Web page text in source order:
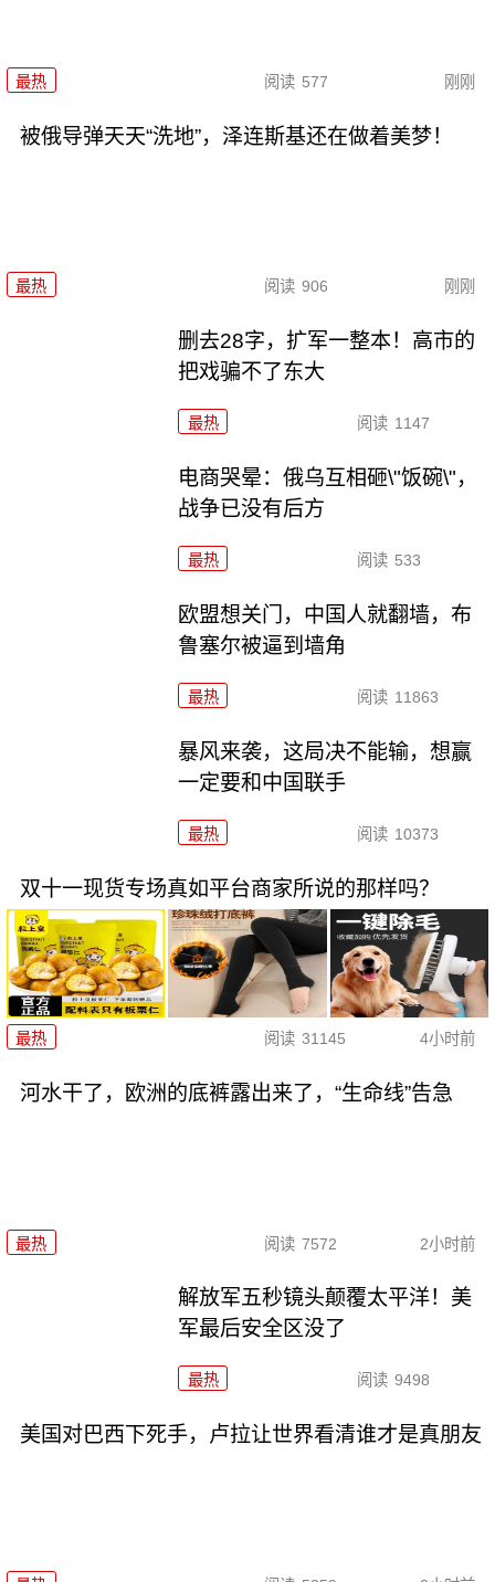
最热 阅读 577 刚刚
被俄导弹天天“洗地”，泽连斯基还在做着美梦！
最热 阅读 906 刚刚
删去28字，扩军一整本！高市的
把戏骗不了东大
最热 阅读 1147
电商哭晕：俄乌互相砸\"饭碗\"，
战争已没有后方
最热 阅读 533
欧盟想关门，中国人就翻墙，布
鲁塞尔被逼到墙角
最热 阅读 11863
暴风来袭，这局决不能输，想赢
一定要和中国联手
最热 阅读 10373
双十一现货专场真如平台商家所说的那样吗？
最热 阅读 31145 4小时前
河水干了，欧洲的底裤露出来了，“生命线”告急
最热 阅读 7572 2小时前
解放军五秒镜头颠覆太平洋！美
军最后安全区没了
最热 阅读 9498
美国对巴西下死手，卢拉让世界看清谁才是真朋友